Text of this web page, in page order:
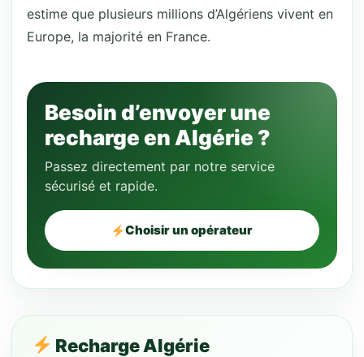
estime que plusieurs millions d’Algériens vivent en
Europe, la majorité en France.
Besoin d’envoyer une
recharge en Algérie ?
Passez directement par notre service
sécurisé et rapide.
Choisir un opérateur
Recharge Algérie